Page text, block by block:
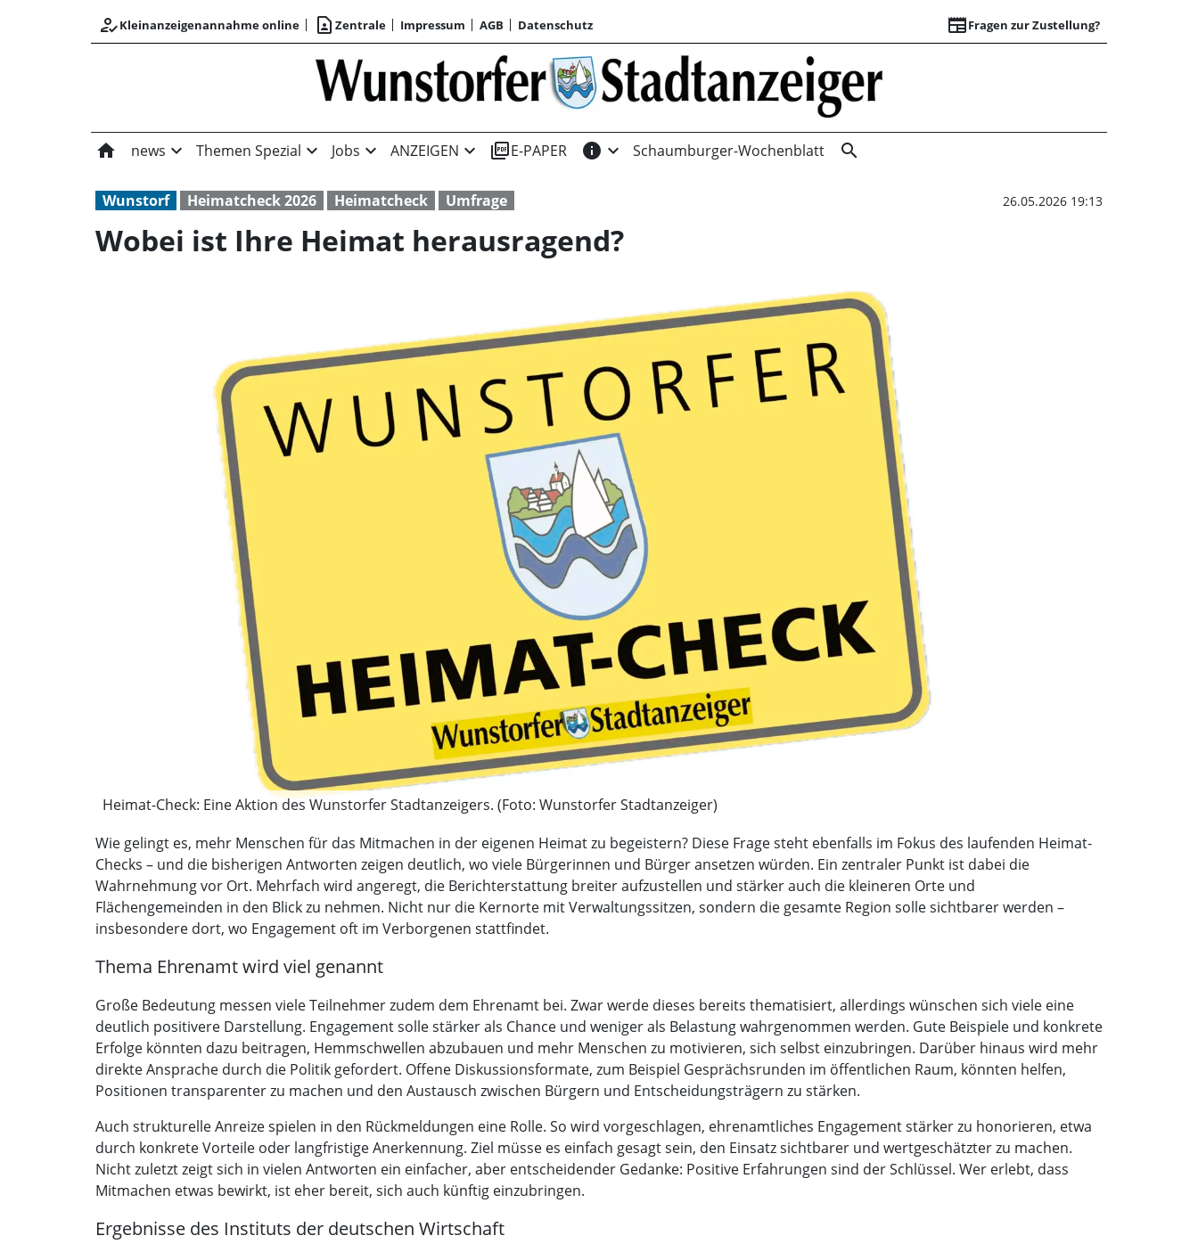
how_to_regKleinanzeigenannahme online contact_page Zentrale Impressum AGB Datenschutz newspaperFragen zur Zustellung?
Wobei ist Ihre
home news expand_more Themen Spezial expand_more Jobs expand_more ANZEIGEN expand_more picture_as_pdfE-PAPER info expand_more Schaumburger-Wochenblatt search
Wunstorf Heimatcheck 2026 Heimatcheck Umfrage 26.05.2026 19:13
Wobei ist Ihre Heimat herausragend?
Heimat-Check: Eine Aktion des Wunstorfer Stadtanzeigers. (Foto: Wunstorfer Stadtanzeiger)
Wie gelingt es, mehr Menschen für das Mitmachen in der eigenen Heimat zu begeistern? Diese Frage steht ebenfalls im Fokus des laufenden Heimat-
Checks – und die bisherigen Antworten zeigen deutlich, wo viele Bürgerinnen und Bürger ansetzen würden. Ein zentraler Punkt ist dabei die
Wahrnehmung vor Ort. Mehrfach wird angeregt, die Berichterstattung breiter aufzustellen und stärker auch die kleineren Orte und
Flächengemeinden in den Blick zu nehmen. Nicht nur die Kernorte mit Verwaltungssitzen, sondern die gesamte Region solle sichtbarer werden –
insbesondere dort, wo Engagement oft im Verborgenen stattfindet.
Thema Ehrenamt wird viel genannt
Große Bedeutung messen viele Teilnehmer zudem dem Ehrenamt bei. Zwar werde dieses bereits thematisiert, allerdings wünschen sich viele eine
deutlich positivere Darstellung. Engagement solle stärker als Chance und weniger als Belastung wahrgenommen werden. Gute Beispiele und konkrete
Erfolge könnten dazu beitragen, Hemmschwellen abzubauen und mehr Menschen zu motivieren, sich selbst einzubringen. Darüber hinaus wird mehr
direkte Ansprache durch die Politik gefordert. Offene Diskussionsformate, zum Beispiel Gesprächsrunden im öffentlichen Raum, könnten helfen,
Positionen transparenter zu machen und den Austausch zwischen Bürgern und Entscheidungsträgern zu stärken.
Auch strukturelle Anreize spielen in den Rückmeldungen eine Rolle. So wird vorgeschlagen, ehrenamtliches Engagement stärker zu honorieren, etwa
durch konkrete Vorteile oder langfristige Anerkennung. Ziel müsse es einfach gesagt sein, den Einsatz sichtbarer und wertgeschätzter zu machen.
Nicht zuletzt zeigt sich in vielen Antworten ein einfacher, aber entscheidender Gedanke: Positive Erfahrungen sind der Schlüssel. Wer erlebt, dass
Mitmachen etwas bewirkt, ist eher bereit, sich auch künftig einzubringen.
Ergebnisse des Instituts der deutschen Wirtschaft